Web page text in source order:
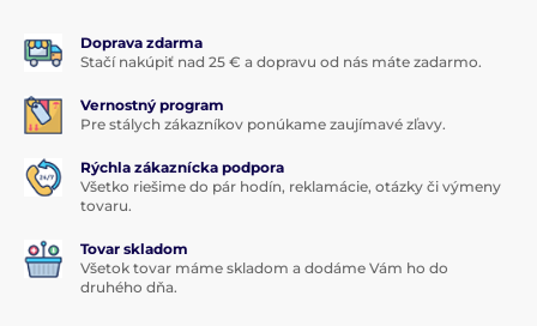
Doprava zdarma
Stačí nakúpiť nad 25 € a dopravu od nás máte zadarmo.
Vernostný program
Pre stálych zákazníkov ponúkame zaujímavé zľavy.
Rýchla zákaznícka podpora
Všetko riešime do pár hodín, reklamácie, otázky či výmeny
tovaru.
Tovar skladom
Všetok tovar máme skladom a dodáme Vám ho do
druhého dňa.